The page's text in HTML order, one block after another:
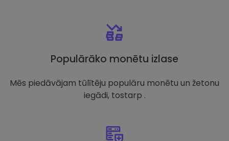
Populārāko monētu izlase
Mēs piedāvājam tūlītēju populāru monētu un žetonu
iegādi, tostarp .